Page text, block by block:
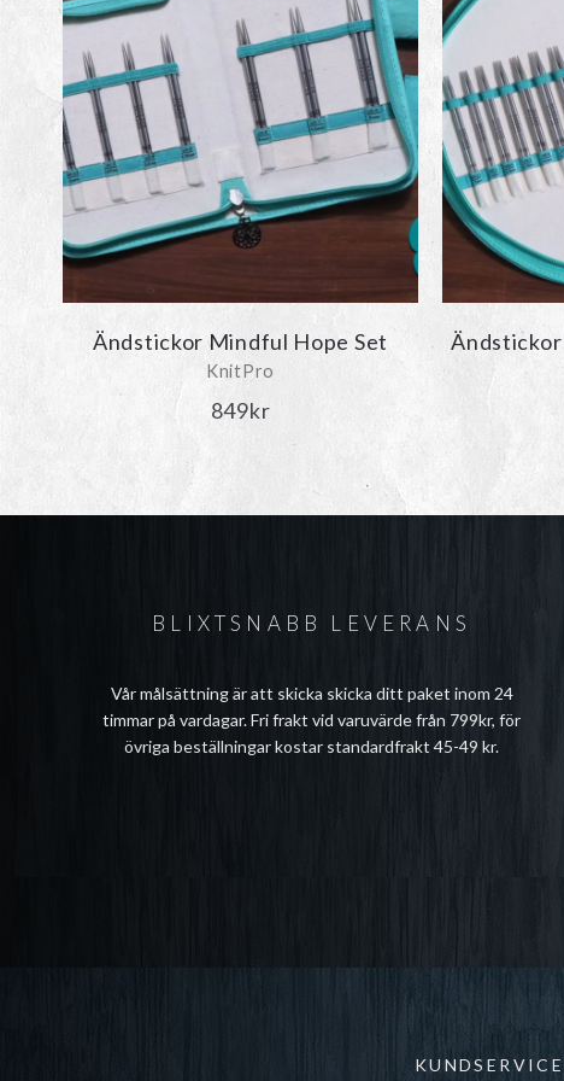
Ändstickor Mindful Hope Set
KnitPro
849kr
De
olika
alternativen
kan
väljas
på
produktsidan
BLIXTSNABB LEVERANS
Vår målsättning är att skicka skicka ditt paket inom 24
timmar på vardagar. Fri frakt vid varuvärde från 799kr, för
övriga beställningar kostar standardfrakt 45-49 kr.
KUNDSERVICE